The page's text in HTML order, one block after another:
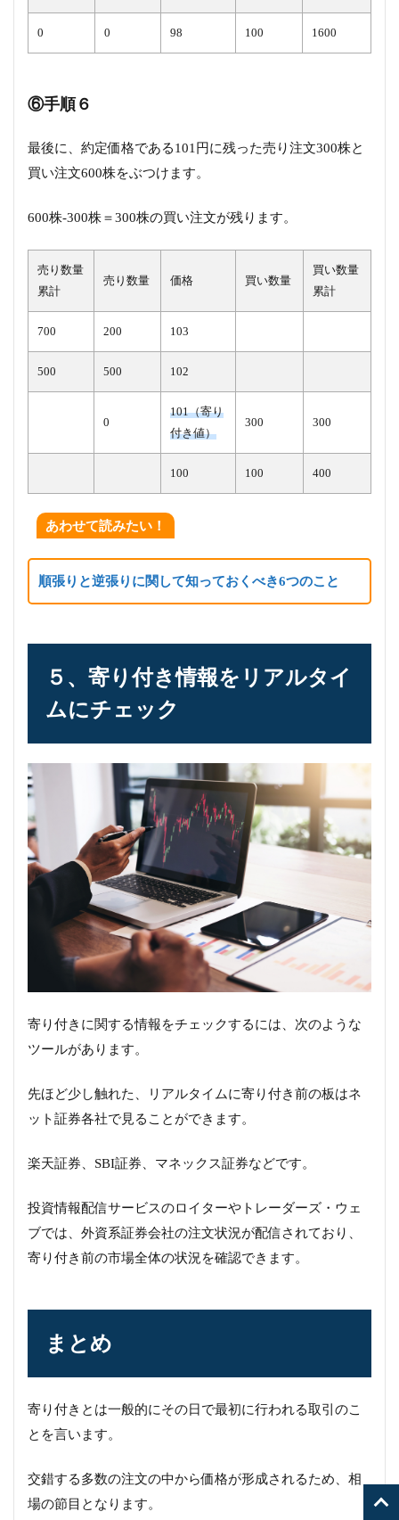
0 0 98 100 1600
⑥手順６
最後に、約定価格である101円に残った売り注文300株と
買い注文600株をぶつけます。
600株-300株＝300株の買い注文が残ります。
売り数量
累計
売り数量 価格 買い数量
買い数量
累計
700 200 103
500 500 102
0
101（寄り
付き値）
300 300
100 100 400
あわせて読みたい！
順張りと逆張りに関して知っておくべき6つのこと
５、寄り付き情報をリアルタイ
ムにチェック
寄り付きに関する情報をチェックするには、次のような
ツールがあります。
先ほど少し触れた、リアルタイムに寄り付き前の板はネ
ット証券各社で見ることができます。
楽天証券、SBI証券、マネックス証券などです。
投資情報配信サービスのロイターやトレーダーズ・ウェ
ブでは、外資系証券会社の注文状況が配信されており、
寄り付き前の市場全体の状況を確認できます。
まとめ
寄り付きとは一般的にその日で最初に行われる取引のこ
とを言います。
交錯する多数の注文の中から価格が形成されるため、相
場の節目となります。